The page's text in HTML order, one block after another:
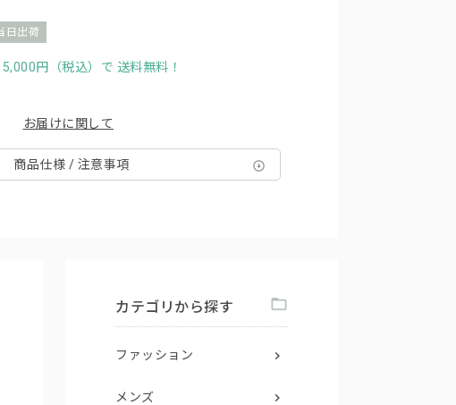
日出荷
円（税込）で 送料無料！
お届けに関して
商品仕様 / 注意事項
カテゴリから探す
ファッション
メンズ